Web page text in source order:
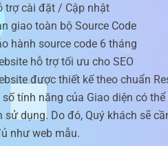
trợ cài đặt / Cập nhật
giao toàn bộ Source Code
hành source code 6 tháng
hỗ trợ tối ưu cho SEO
được thiết kế theo chuẩn
tính năng của Giao diện có
sử dụng. Do đó, Quý khách sẽ
như web mẫu.